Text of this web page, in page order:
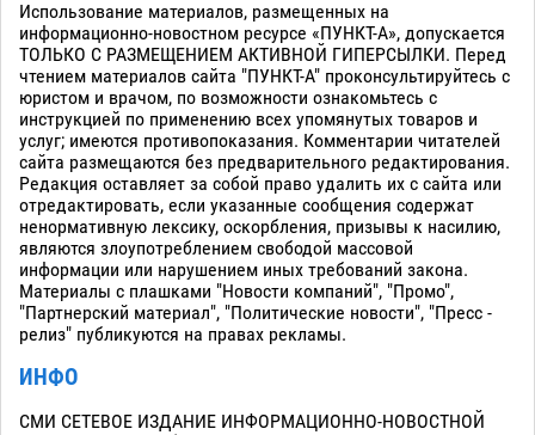
Использование материалов, размещенных на
информационно-новостном ресурсе «ПУНКТ-А», допускается
ТОЛЬКО С РАЗМЕЩЕНИЕМ АКТИВНОЙ ГИПЕРСЫЛКИ. Перед
чтением материалов сайта "ПУНКТ-А" проконсультируйтесь с
юристом и врачом, по возможности ознакомьтесь с
инструкцией по применению всех упомянутых товаров и
услуг; имеются противопоказания. Комментарии читателей
сайта размещаются без предварительного редактирования.
Редакция оставляет за собой право удалить их с сайта или
отредактировать, если указанные сообщения содержат
ненормативную лексику, оскорбления, призывы к насилию,
являются злоупотреблением свободой массовой
информации или нарушением иных требований закона.
Материалы с плашками "Новости компаний", "Промо",
"Партнерский материал", "Политические новости", "Пресс -
релиз" публикуются на правах рекламы.
ИНФО
СМИ СЕТЕВОЕ ИЗДАНИЕ ИНФОРМАЦИОННО-НОВОСТНОЙ